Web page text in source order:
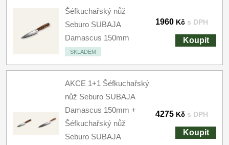
Šéfkuchařský nůž
Seburo SUBAJA
Damascus 150mm
SKLADEM
1960 Kč s DPH
Koupit
AKCE 1+1 Šéfkuchařský
nůž Seburo SUBAJA
Damascus 150mm +
Šéfkuchařský nůž
Seburo SUBAJA
4275 Kč s DPH
Koupit